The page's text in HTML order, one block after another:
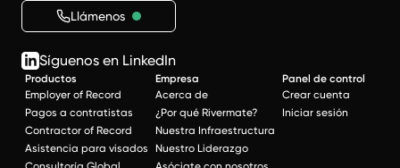
Llámenos
Síguenos en LinkedIn
Productos
Employer of Record
Pagos a contratistas
Contractor of Record
Asistencia para visados
Empresa
Acerca de
¿Por qué Rivermate?
Nuestra Infraestructura
Nuestro Liderazgo
Panel de control
Crear cuenta
Iniciar sesión